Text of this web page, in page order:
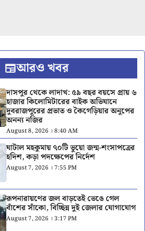
আরও খবর
দাসপুর থেকে লাদাখ: ৫৯ বছর বয়সে প্রায় ৬
হাজার কিলোমিটারের বাইক অভিযানে
দুবরাজপুরের প্রভাত ও কৈগেড়িয়ার অনুপের
অনন্য নজির
August 8, 2026 । 8:40 AM
ঘাটাল মহকুমায় ৭০টি ভুয়ো জন্ম-শংসাপত্রের
হদিশ, কড়া পদক্ষেপের নির্দেশ
August 7, 2026 । 7:55 PM
রূপনারায়ণের জল বাড়তেই ভেঙে গেল
বাঁশের সাঁকো, বিচ্ছিন্ন দুই জেলার যোগাযোগ
August 7, 2026 । 3:17 PM